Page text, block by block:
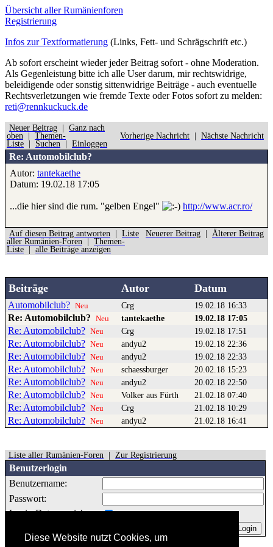
Diese Website nutzt Cookies, um
Übersicht aller Rumänienforen
Registrierung
Infos zur Textformatierung (Links, Fett- und Schrägschrift etc.)
Ab sofort erscheint wieder jeder Beitrag sofort - ohne Moderation.
Als Gegenleistung bitte ich alle User darum, mir rechtswidrige,
beleidigende oder sonstig sittenwidrige Beiträge - auch eventuelle
Rechtsverletzungen wie fremde Texte oder Fotos sofort zu melden:
reti@rennkuckuck.de
Neuer Beitrag
Ganz nach
oben
Themen-
Liste
Suchen Einloggen
Vorherige Nachricht Nächste Nachricht
Re: Automobilclub?
Autor: tantekaethe
Datum: 19.02.18 17:05
...die hier sind die rum. "gelben Engel" http://www.acr.ro/
Auf diesen Beitrag antworten
Liste
aller Rumänien-Foren
Themen-
Liste
alle Beiträge anzeigen
Neuerer Beitrag Älterer Beitrag
Beiträge Autor Datum
Automobilclub? Neu Crg 19.02.18 16:33
Re: Automobilclub? Neu tantekaethe 19.02.18 17:05
Re: Automobilclub? Neu Crg 19.02.18 17:51
Re: Automobilclub? Neu andyu2 19.02.18 22:36
Re: Automobilclub? Neu andyu2 19.02.18 22:33
Re: Automobilclub? Neu schaessburger 20.02.18 15:23
Re: Automobilclub? Neu andyu2 20.02.18 22:50
Re: Automobilclub? Neu Volker aus Fürth 21.02.18 07:40
Re: Automobilclub? Neu Crg 21.02.18 10:29
Re: Automobilclub? Neu andyu2 21.02.18 16:41
Liste aller Rumänien-Foren Zur Registrierung
Benutzerlogin
Benutzername:
Passwort:
Login-Daten speichern: